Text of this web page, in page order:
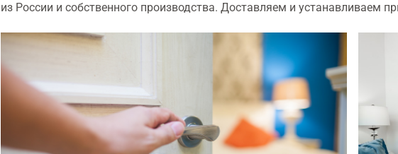
из России и собственного производства. Доставляем и устанавливаем